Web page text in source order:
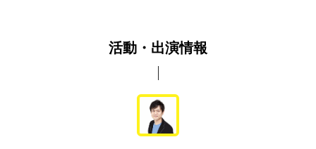
活動・出演情報